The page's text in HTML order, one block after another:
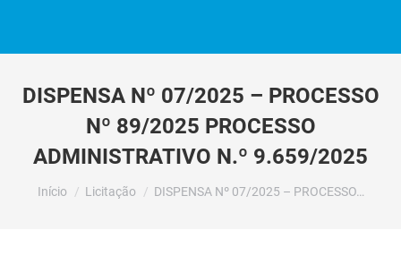
DISPENSA Nº 07/2025 – PROCESSO
Nº 89/2025 PROCESSO
ADMINISTRATIVO N.º 9.659/2025
Você está aqui:
Início Licitação DISPENSA Nº 07/2025 – PROCESSO…